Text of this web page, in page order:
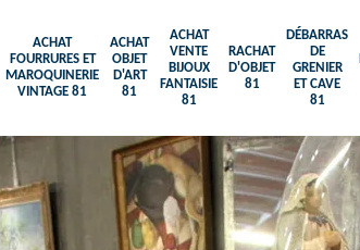
ACHAT
FOURRURES ET
MAROQUINERIE
VINTAGE 81
ACHAT
OBJET
D'ART
81
ACHAT
VENTE
BIJOUX
FANTAISIE
81
RACHAT
D'OBJET
81
DÉBARRAS
DE
GRENIER
ET CAVE
81